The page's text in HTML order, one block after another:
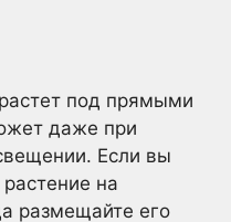
под прямыми
даже при
Если вы
на
размещайте его